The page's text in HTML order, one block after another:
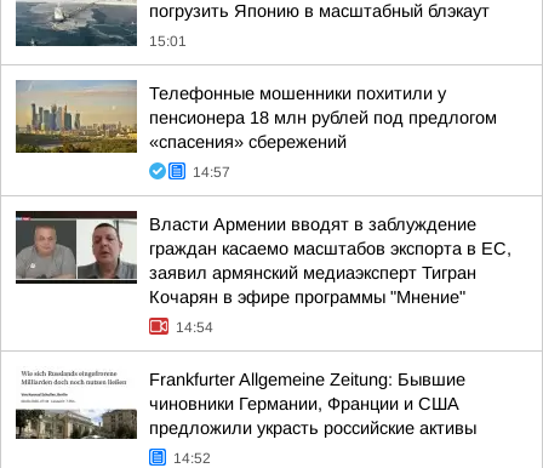
погрузить Японию в масштабный блэкаут
15:01
Телефонные мошенники похитили у
пенсионера 18 млн рублей под предлогом
«спасения» сбережений
14:57
Власти Армении вводят в заблуждение
граждан касаемо масштабов экспорта в ЕС,
заявил армянский медиаэксперт Тигран
Кочарян в эфире программы "Мнение"
14:54
Frankfurter Allgemeine Zeitung: Бывшие
чиновники Германии, Франции и США
предложили украсть российские активы
14:52